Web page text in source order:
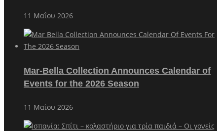
11 Μαΐου 2026
Mar-Bella Collection Announces Calendar of
Events for the 2026 Season
11 Μαΐου 2026